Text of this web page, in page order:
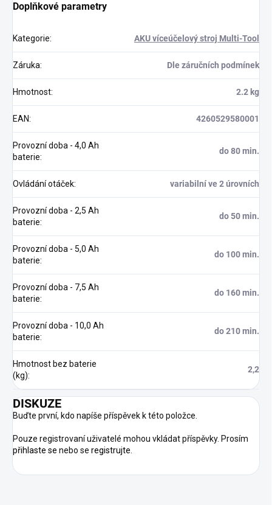
Doplňkové parametry
Kategorie: AKU víceúčelový stroj Multi-Tool
Záruka: Dle záručních podmínek
Hmotnost: 2.2 kg
EAN: 4260529580001
Provozní doba - 4,0 Ah
baterie:
do 80 min.
Ovládání otáček: variabilní ve 2 úrovních
Provozní doba - 2,5 Ah
baterie:
do 50 min.
Provozní doba - 5,0 Ah
baterie:
do 100 min.
Provozní doba - 7,5 Ah
baterie:
do 160 min.
Provozní doba - 10,0 Ah
baterie:
do 210 min.
Hmotnost bez baterie
(kg):
2,2
DISKUZE
Buďte první, kdo napíše příspěvek k této položce.
Pouze registrovaní uživatelé mohou vkládat příspěvky. Prosím
přihlaste se nebo se registrujte.